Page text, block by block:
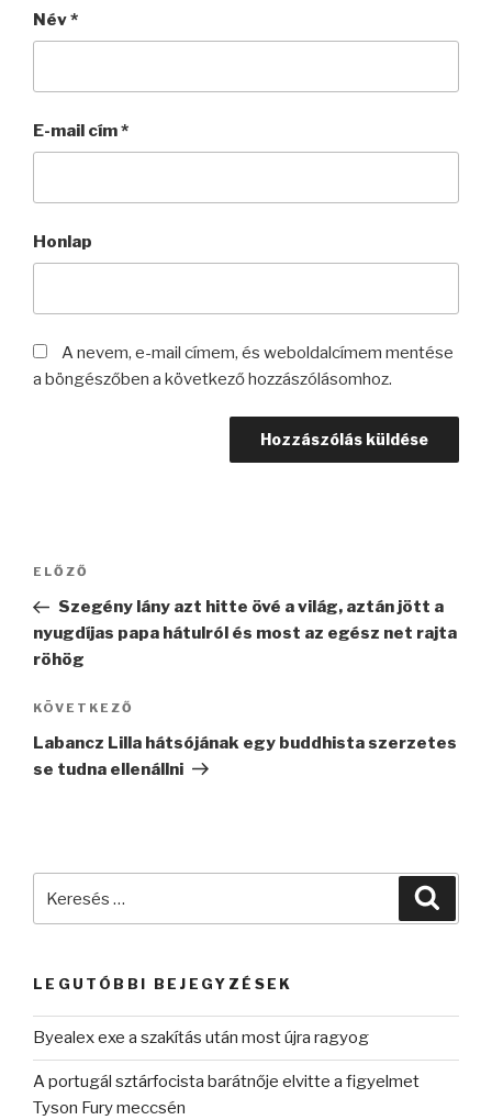
Név*
E-mail cím*
Honlap
A nevem, e-mail címem, és weboldalcímem mentése
a böngészőben a következő hozzászólásomhoz.
Bejegyzés
Korábbi
bejegyzés
ELŐZŐ
Szegény lány azt hitte övé a világ, aztán jött a
nyugdíjas papa hátulról és most az egész net rajta
röhög
Következő
bejegyzés
KÖVETKEZŐ
Labancz Lilla hátsójának egy buddhista szerzetes
se tudna ellenállni
LEGUTÓBBI BEJEGYZÉSEK
Byealex exe a szakítás után most újra ragyog
A portugál sztárfocista barátnője elvitte a figyelmet
Tyson Fury meccsén